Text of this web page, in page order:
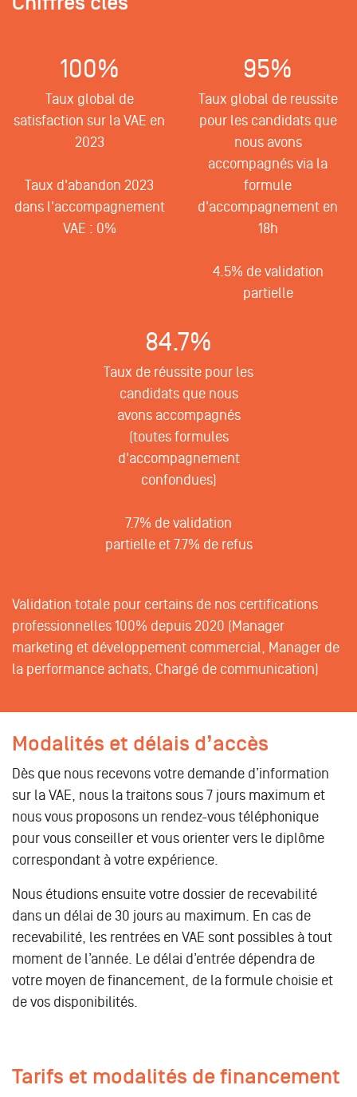
100%
Taux global de
satisfaction sur la VAE en
2023
Taux d'abandon 2023
dans l'accompagnement
VAE : 0%
95%
Taux global de reussite
pour les candidats que
nous avons
accompagnés via la
formule
d'accompagnement en
18h
4.5% de validation
partielle
84.7%
Taux de réussite pour les
candidats que nous
avons accompagnés
(toutes formules
d'accompagnement
confondues)
7.7% de validation
partielle et 7.7% de refus
Validation totale pour certains de nos certifications
professionnelles 100% depuis 2020 (Manager
marketing et développement commercial, Manager de
la performance achats, Chargé de communication)
Modalités et délais d’accès
Dès que nous recevons votre demande d’information
sur la VAE, nous la traitons sous 7 jours maximum et
nous vous proposons un rendez-vous téléphonique
pour vous conseiller et vous orienter vers le diplôme
correspondant à votre expérience.
Nous étudions ensuite votre dossier de recevabilité
dans un délai de 30 jours au maximum. En cas de
recevabilité, les rentrées en VAE sont possibles à tout
moment de l’année. Le délai d’entrée dépendra de
votre moyen de financement, de la formule choisie et
de vos disponibilités.
Tarifs et modalités de financement